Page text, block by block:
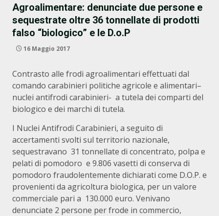
Agroalimentare: denunciate due persone e
sequestrate oltre 36 tonnellate di prodotti
falso “biologico” e le D.o.P
16 Maggio 2017
Contrasto alle frodi agroalimentari effettuati dal
comando carabinieri politiche agricole e alimentari–
nuclei antifrodi carabinieri- a tutela dei comparti del
biologico e dei marchi di tutela.
I Nuclei Antifrodi Carabinieri, a seguito di
accertamenti svolti sul territorio nazionale,
sequestravano 31 tonnellate di concentrato, polpa e
pelati di pomodoro e 9.806 vasetti di conserva di
pomodoro fraudolentemente dichiarati come D.O.P. e
provenienti da agricoltura biologica, per un valore
commerciale pari a 130.000 euro. Venivano
denunciate 2 persone per frode in commercio,